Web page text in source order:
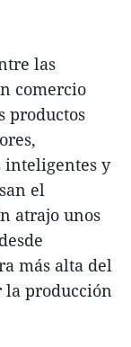
las
comercio
productos
inteligentes y
el
atrajo unos
más alta del
la producción